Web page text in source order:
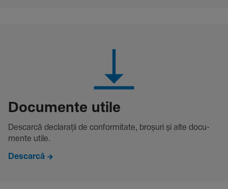
Docu­mente utile
Descarcă decla­rații de conformitate, broșuri și alte docu­
mente utile.
Descarcă